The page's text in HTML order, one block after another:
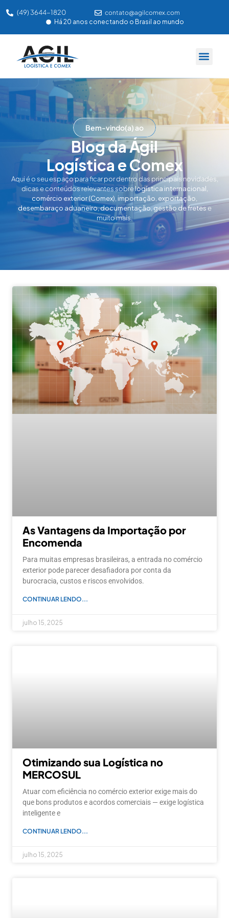
(49) 3644-1820
contato@agilcomex.com
Há 20 anos conectando o Brasil ao mundo
Bem-vindo(a) ao
Blog da Ágil
Logística e Comex
Aqui é o seu espaço para ficar por dentro das principais novidades,
dicas e conteúdos relevantes sobrelogística internacional,
comércio exterior (Comex),importação, exportação,
desembaraço aduaneiro,documentação,gestão de fretese
muito mais.
As Vantagens da Importação por
Encomenda
Para muitas empresas brasileiras, a entrada no comércio
exterior pode parecer desafiadora por conta da
burocracia, custos e riscos envolvidos.
CONTINUAR LENDO...
julho 15, 2025
Otimizando sua Logística no
MERCOSUL
Atuar com eficiência no comércio exterior exige mais do
que bons produtos e acordos comerciais — exige logística
inteligente e
CONTINUAR LENDO...
julho 15, 2025